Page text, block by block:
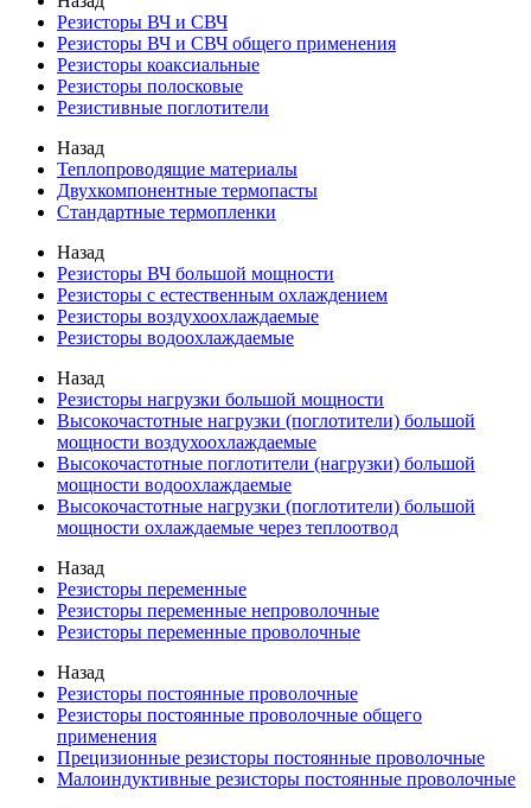
Резисторы ВЧ и СВЧ
Резисторы ВЧ и СВЧ общего применения
Резисторы коаксиальные
Резисторы полосковые
Резистивные поглотители
Назад
Теплопроводящие материалы
Двухкомпонентные термопасты
Стандартные термопленки
Назад
Резисторы ВЧ большой мощности
Резисторы с естественным охлаждением
Резисторы воздухоохлаждаемые
Резисторы водоохлаждаемые
Назад
Резисторы нагрузки большой мощности
Высокочастотные нагрузки (поглотители) большой
мощности воздухоохлаждаемые
Высокочастотные поглотители (нагрузки) большой
мощности водоохлаждаемые
Высокочастотные нагрузки (поглотители) большой
мощности охлаждаемые через теплоотвод
Назад
Резисторы переменные
Резисторы переменные непроволочные
Резисторы переменные проволочные
Назад
Резисторы постоянные проволочные
Резисторы постоянные проволочные общего
применения
Прецизионные резисторы постоянные проволочные
Малоиндуктивные резисторы постоянные проволочные